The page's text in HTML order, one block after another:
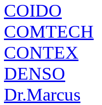
COIDO
COMTECH
CONTEX
DENSO
Dr.Marcus